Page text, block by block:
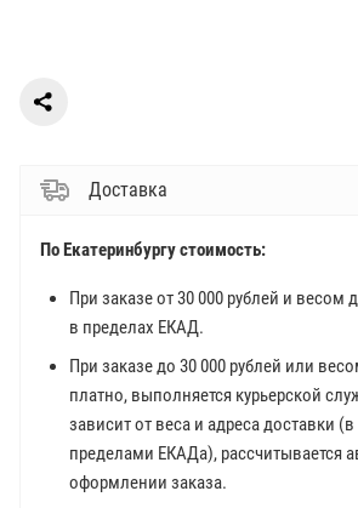
Доставка
По Екатеринбургу стоимость:
При заказе от 30 000 рублей и весом
в пределах ЕКАД.
При заказе до 30 000 рублей или
платно, выполняется курьерской
зависит от веса и адреса доставки
пределами ЕКАДа), рассчитывается
оформлении заказа.